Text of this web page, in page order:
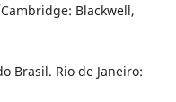
Blackwell,
Brasil. Rio de Janeiro: